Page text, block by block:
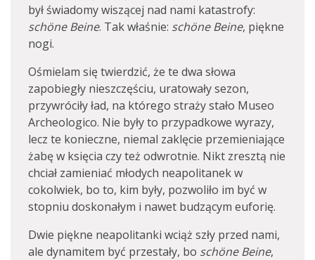
był świadomy wiszącej nad nami katastrofy:
schöne Beine. Tak właśnie: schöne Beine, piękne
nogi.
Ośmielam się twierdzić, że te dwa słowa
zapobiegły nieszczęściu, uratowały sezon,
przywróciły ład, na którego straży stało Museo
Archeologico. Nie były to przypadkowe wyrazy,
lecz te konieczne, niemal zaklęcie przemieniające
żabę w księcia czy też odwrotnie. Nikt zresztą nie
chciał zamieniać młodych neapolitanek w
cokolwiek, bo to, kim były, pozwoliło im być w
stopniu doskonałym i nawet budzącym euforię.
Dwie piękne neapolitanki wciąż szły przed nami,
ale dynamitem być przestały, bo schöne Beine,